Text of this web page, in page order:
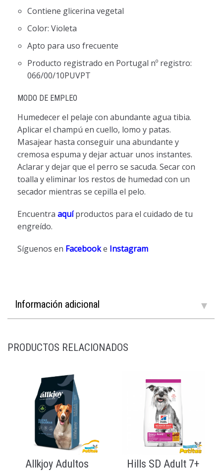
Contiene glicerina vegetal
Color: Violeta
Apto para uso frecuente
Producto registrado en Portugal nº registro:
066/00/10PUVPT
MODO DE EMPLEO
Humedecer el pelaje con abundante agua tibia.
Aplicar el champú en cuello, lomo y patas.
Masajear hasta conseguir una abundante y
cremosa espuma y dejar actuar unos instantes.
Aclarar y dejar que el perro se sacuda. Secar con
toalla y eliminar los restos de humedad con un
secador mientras se cepilla el pelo.
Encuentra aquíproductos para el cuidado de tu
engreído.
Síguenos en Facebooke Instagram
Información adicional
PRODUCTOS RELACIONADOS
Allkjoy Adultos
Hills SD Adult 7+